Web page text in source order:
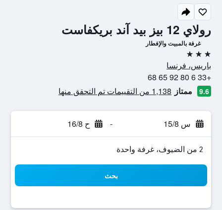
رولاي 12 بيز بيد آند بريكفاست
غرفة بالمبيت والإفطار
3 نجوم
باريس، فرنسا
+33 6 80 92 65 68
9.6 ممتاز 1,138 من التقييمات تم التحقق منها
س 15/8 - ح 16/8
2 من الضيوف، غرفة واحدة
بحث